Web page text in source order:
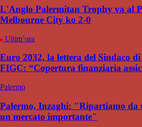
L'Anglo Palermitan Trophy va al
Melbourne City ko 2-0
Ultim’ora
Euro 2032, la lettera del Sindaco
FIGC: “Copertura finanziaria
Palermo
Palermo, Inzaghi: "Ripartiamo da
un mercato importante"